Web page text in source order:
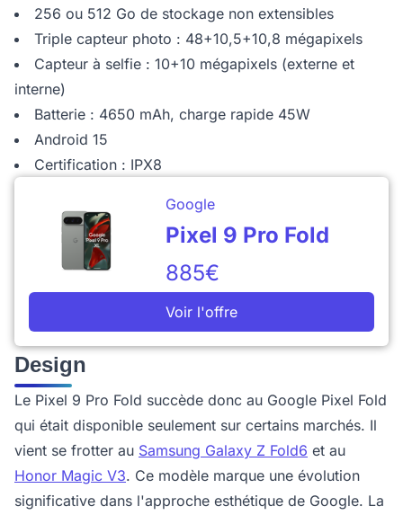
256 ou 512 Go de stockage non extensibles
Triple capteur photo : 48+10,5+10,8 mégapixels
Capteur à selfie : 10+10 mégapixels (externe et
interne)
Batterie : 4650 mAh, charge rapide 45W
Android 15
Certification : IPX8
Google
Pixel 9 Pro Fold
885€
Voir l'offre
Design
Le Pixel 9 Pro Fold succède donc au Google Pixel Fold
qui était disponible seulement sur certains marchés. Il
vient se frotter au Samsung Galaxy Z Fold6 et au
Honor Magic V3. Ce modèle marque une évolution
significative dans l'approche esthétique de Google. La